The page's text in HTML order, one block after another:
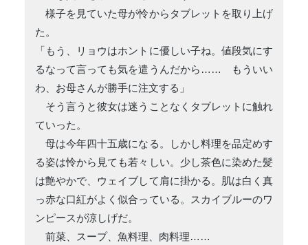
様子を見ていた母が怜からタブレットを取り上げ
た。
「もう、リョウはホントに優しい子ね。値段気にす
るなって言っても気を遣うんだから…… もういい
わ、お母さんが勝手に注文する」
そう言うと彼女は迷うことなくタブレットに触れ
ていった。
母は今年四十五歳になる。しかし料理を品定めす
る姿は怜から見ても若々しい。少し茶色に染めた髪
は艶やかで、ウェイブして肩に掛かる。肌は白く真
っ赤な口紅がよく似合っている。スカイブルーのワ
ンピースが涼しげだ。
前菜、スープ、魚料理、肉料理……